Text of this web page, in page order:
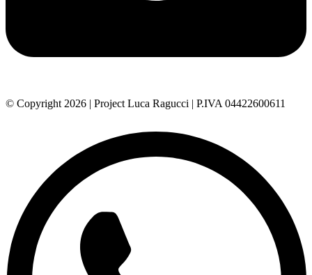
© Copyright 2026 | Project Luca Ragucci | P.IVA 04422600611